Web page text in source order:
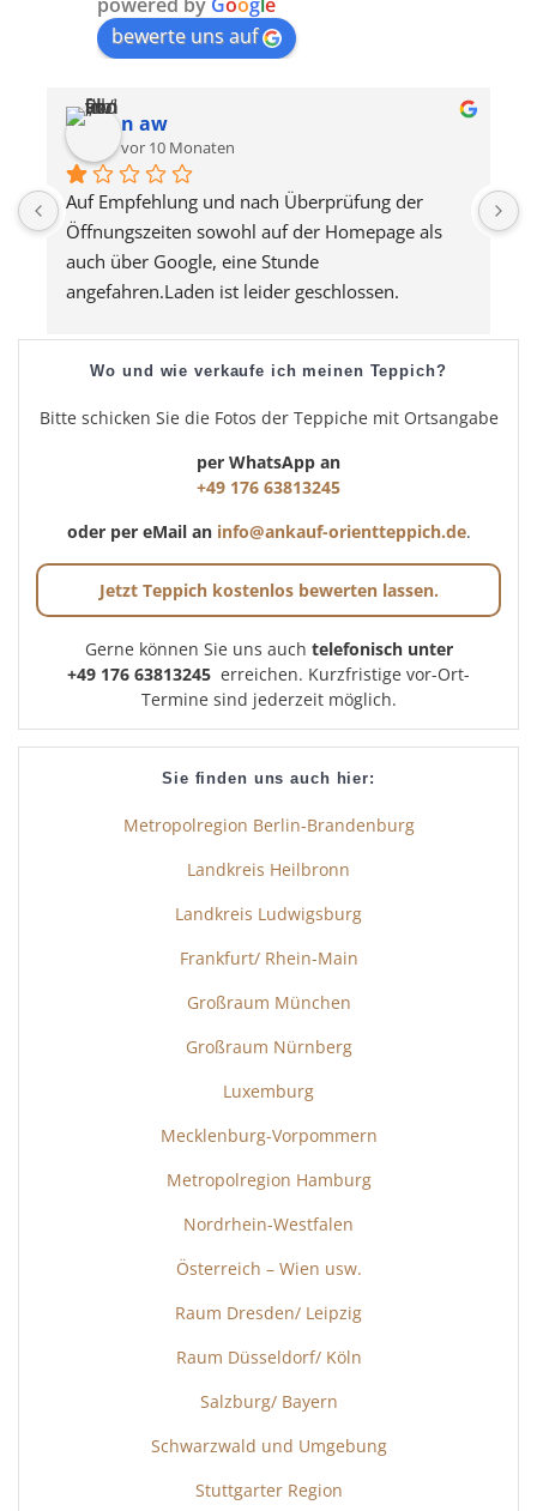
bewerte uns auf
n aw
vor 10 Monaten
Auf Empfehlung und nach Überprüfung der
Öffnungszeiten sowohl auf der Homepage als
auch über Google, eine Stunde
angefahren.Laden ist leider geschlossen.
Stunde Rückfahrt, umsonst...
Wo und wie verkaufe ich meinen Teppich?
Bitte schicken Sie die Fotos der Teppiche mit Ortsangabe
per WhatsApp an
+49 176 63813245
oder per eMail an info@ankauf-orientteppich.de.
Jetzt Teppich kostenlos bewerten lassen.
Gerne können Sie uns auch telefonisch unter
+49 176 63813245 erreichen. Kurzfristige vor-Ort-
Termine sind jederzeit möglich.
Sie finden uns auch hier:
Metropolregion Berlin-Brandenburg
Landkreis Heilbronn
Landkreis Ludwigsburg
Frankfurt/ Rhein-Main
Großraum München
Großraum Nürnberg
Luxemburg
Mecklenburg-Vorpommern
Metropolregion Hamburg
Nordrhein-Westfalen
Österreich – Wien usw.
Raum Dresden/ Leipzig
Raum Düsseldorf/ Köln
Salzburg/ Bayern
Schwarzwald und Umgebung
Stuttgarter Region